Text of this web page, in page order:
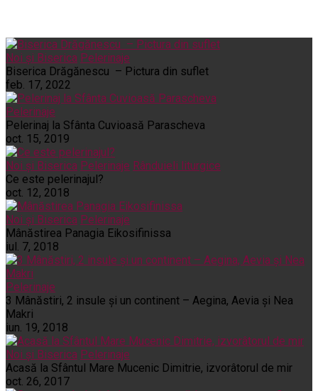
Noi și Biserica Pelerinaje
Biserica Drăgănescu – Pictura din suflet
feb. 17, 2022
Pelerinaje
Pelerinaj la Sfânta Cuvioasă Parascheva
oct. 15, 2019
Noi și Biserica Pelerinaje Rânduieli liturgice
Ce este pelerinajul?
oct. 12, 2018
Noi și Biserica Pelerinaje
Mânăstirea Panagia Eikosifinissa
iul. 7, 2018
Pelerinaje
3 Mânăstiri, 2 insule și un continent – Aegina, Aevia și Nea
Makri
iun. 19, 2018
Noi și Biserica Pelerinaje
Acasă la Sfântul Mare Mucenic Dimitrie, izvorâtorul de mir
oct. 26, 2017